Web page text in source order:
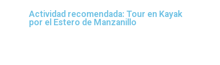
Actividad recomendada: Tour en Kayak
por el Estero de Manzanillo